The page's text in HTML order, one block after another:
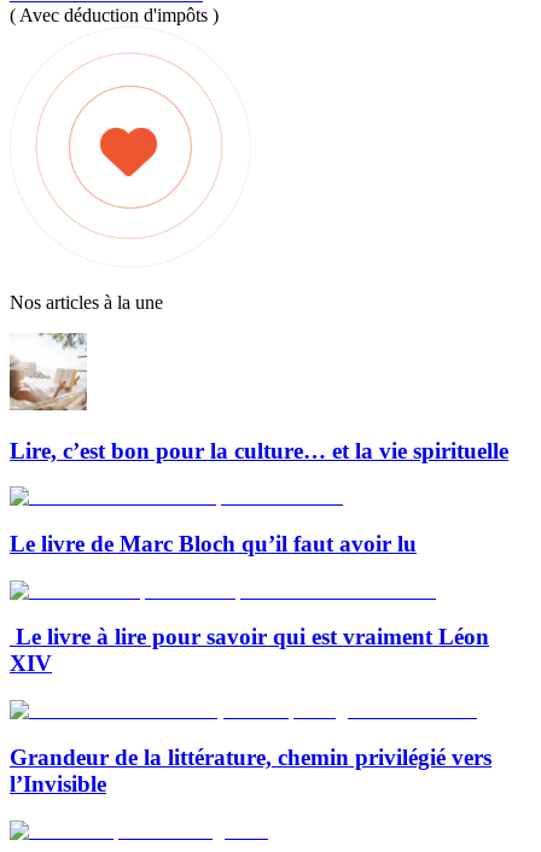
( Avec déduction d'impôts )
Nos articles à la une
Lire, c’est bon pour la culture… et la vie spirituelle
Le livre de Marc Bloch qu’il faut avoir lu
Le livre à lire pour savoir qui est vraiment Léon
XIV
Grandeur de la littérature, chemin privilégié vers
l’Invisible